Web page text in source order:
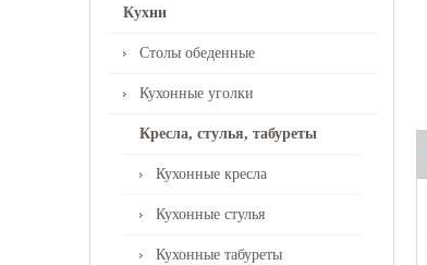
Кухни
Столы обеденные
Кухонные уголки
Кресла, стулья, табуреты
Кухонные кресла
Кухонные стулья
Кухонные табуреты